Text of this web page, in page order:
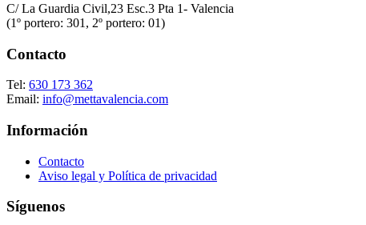
C/ La Guardia Civil,23 Esc.3 Pta 1- Valencia
(1º portero: 301 , 2º portero: 01)
Contacto
Tel: 630 173 362
Email: info@mettavalencia.com
Información
Contacto
Aviso legal y Política de privacidad
Síguenos